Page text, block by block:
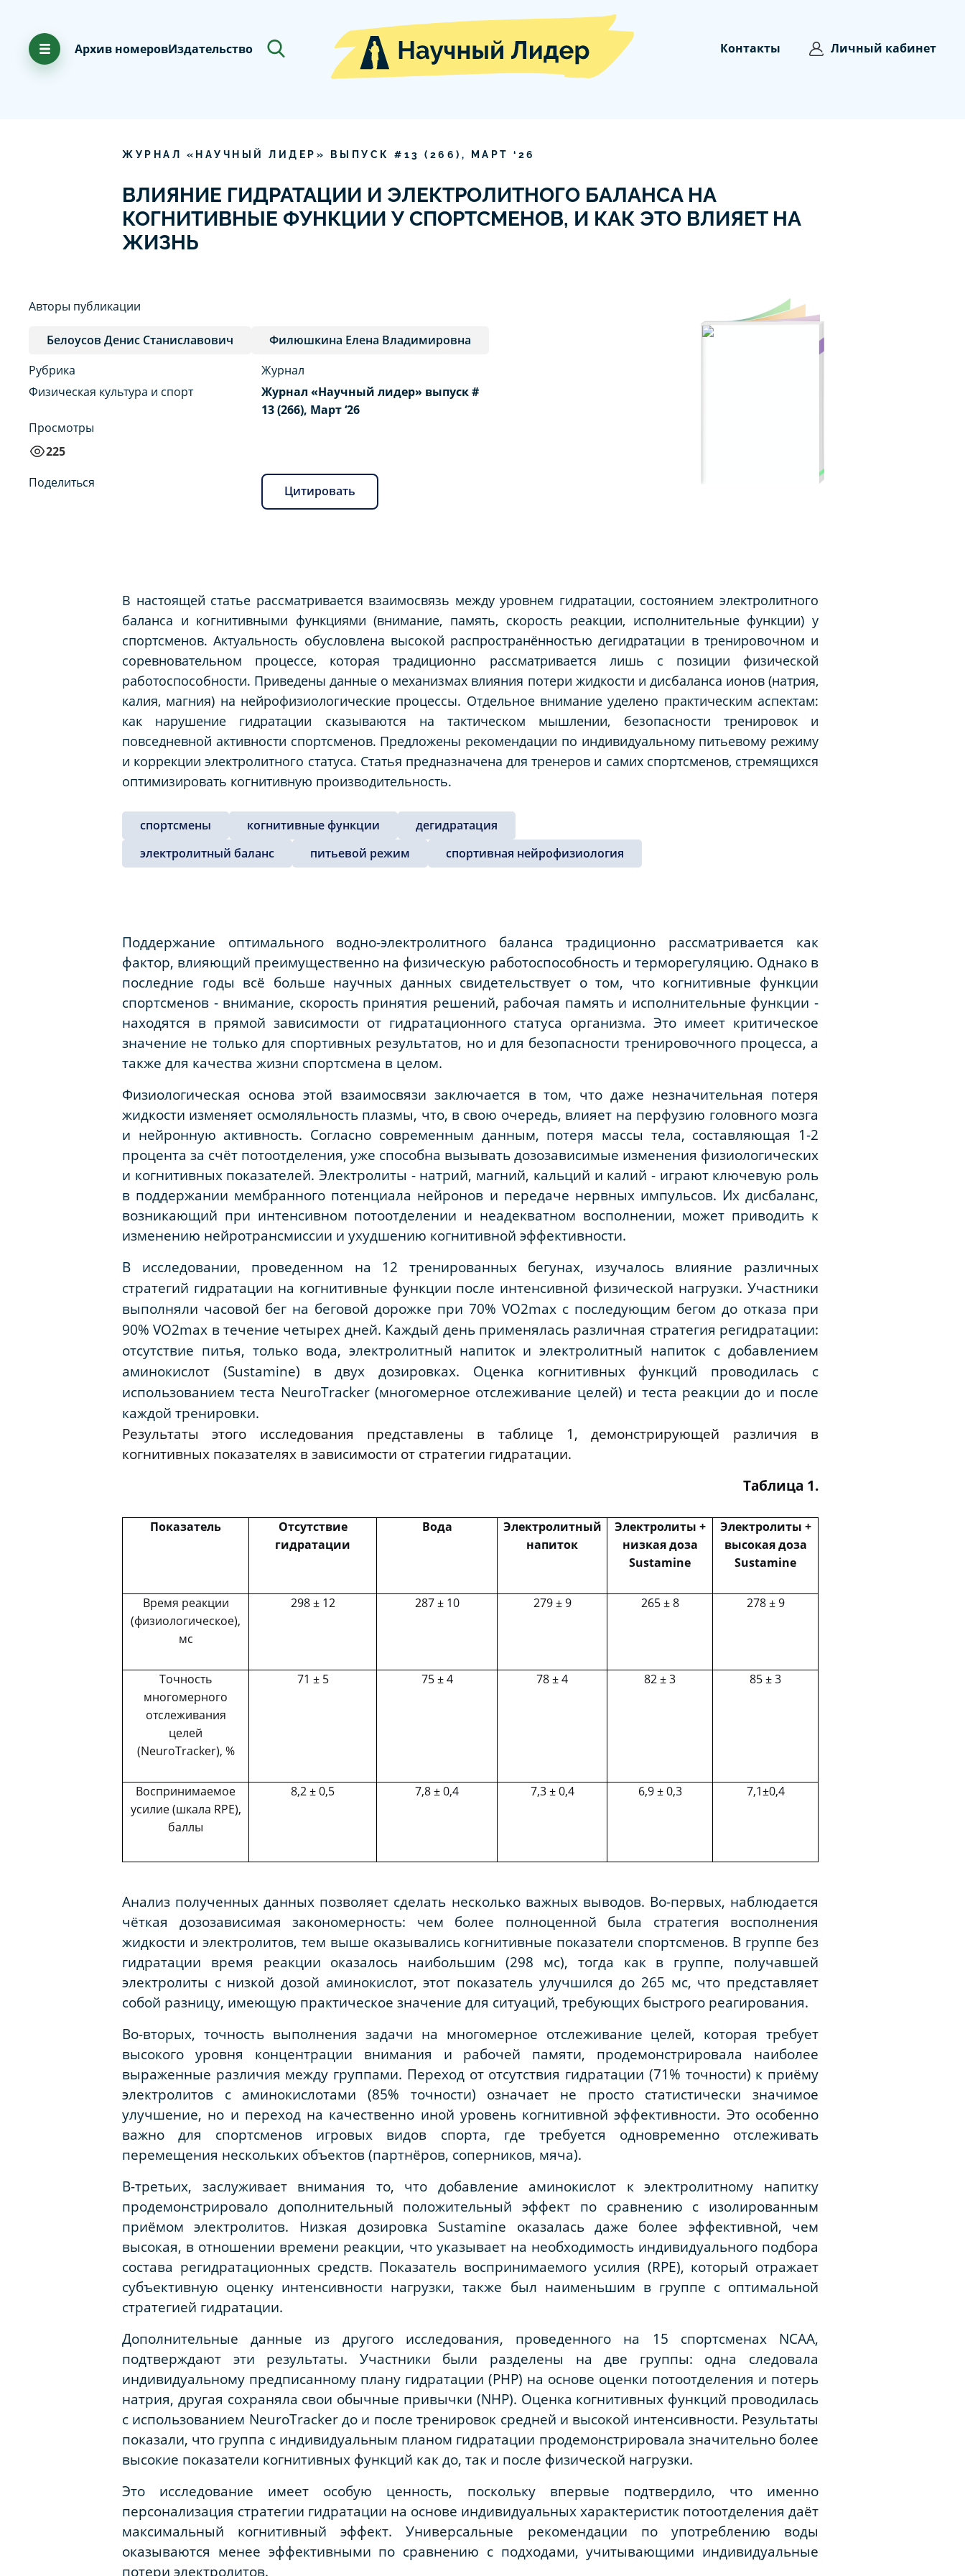
Архив номеровИздательство Контакты Личный кабинет
ЖУРНАЛ «НАУЧНЫЙ ЛИДЕР» ВЫПУСК # 13 ( 266 ), МАРТ ‘ 26
ВЛИЯНИЕ ГИДРАТАЦИИ И ЭЛЕКТРОЛИТНОГО БАЛАНСА НА
КОГНИТИВНЫЕ ФУНКЦИИ У СПОРТСМЕНОВ, И КАК ЭТО ВЛИЯЕТ НА
ЖИЗНЬ
Авторы публикации
Белоусов Денис Станиславович
Филюшкина Елена Владимировна
Рубрика
Физическая культура и спорт
Просмотры
225
Журнал
Журнал «Научный лидер» выпуск #
13 (266), Март ‘26
Поделиться
Цитировать
В настоящей статье рассматривается взаимосвязь между уровнем гидратации, состоянием электролитного
баланса и когнитивными функциями (внимание, память, скорость реакции, исполнительные функции) у
спортсменов. Актуальность обусловлена высокой распространённостью дегидратации в тренировочном и
соревновательном процессе, которая традиционно рассматривается лишь с позиции физической
работоспособности. Приведены данные о механизмах влияния потери жидкости и дисбаланса ионов (натрия,
калия, магния) на нейрофизиологические процессы. Отдельное внимание уделено практическим аспектам:
как нарушение гидратации сказываются на тактическом мышлении, безопасности тренировок и
повседневной активности спортсменов. Предложены рекомендации по индивидуальному питьевому режиму
и коррекции электролитного статуса. Статья предназначена для тренеров и самих спортсменов, стремящихся
оптимизировать когнитивную производительность.
спортсмены когнитивные функции
дегидратация
электролитный баланс
питьевой режим спортивная нейрофизиология
Поддержание оптимального водно-электролитного баланса традиционно рассматривается как
фактор, влияющий преимущественно на физическую работоспособность и терморегуляцию. Однако в
последние годы всё больше научных данных свидетельствует о том, что когнитивные функции
спортсменов - внимание, скорость принятия решений, рабочая память и исполнительные функции -
находятся в прямой зависимости от гидратационного статуса организма. Это имеет критическое
значение не только для спортивных результатов, но и для безопасности тренировочного процесса, а
также для качества жизни спортсмена в целом.
Физиологическая основа этой взаимосвязи заключается в том, что даже незначительная потеря
жидкости изменяет осмоляльность плазмы, что, в свою очередь, влияет на перфузию головного мозга
и нейронную активность. Согласно современным данным, потеря массы тела, составляющая 1-2
процента за счёт потоотделения, уже способна вызывать дозозависимые изменения физиологических
и когнитивных показателей. Электролиты - натрий, магний, кальций и калий - играют ключевую роль
в поддержании мембранного потенциала нейронов и передаче нервных импульсов. Их дисбаланс,
возникающий при интенсивном потоотделении и неадекватном восполнении, может приводить к
изменению нейротрансмиссии и ухудшению когнитивной эффективности.
В исследовании, проведенном на 12 тренированных бегунах, изучалось влияние различных
стратегий гидратации на когнитивные функции после интенсивной физической нагрузки. Участники
выполняли часовой бег на беговой дорожке при 70% VO2max с последующим бегом до отказа при
90%VO2max в течение четырех дней. Каждый день применялась различная стратегия регидратации:
отсутствие питья, только вода, электролитный напиток и электролитный напиток с добавлением
аминокислот (Sustamine) в двух дозировках. Оценка когнитивных функций проводилась с
использованием теста NeuroTracker(многомерное отслеживание целей) и теста реакции до и после
каждой тренировки.
Результаты этого исследования представлены в таблице 1, демонстрирующей различия в
когнитивных показателях в зависимости от стратегии гидратации.
Таблица 1.
Показатель
Отсутствие
гидратации
Вода
Электролитный
напиток
Электролиты +
низкая доза
Sustamine
Электролиты +
высокая доза
Sustamine
Время реакции
(физиологическое),
мс
298 ± 12 287 ± 10 279 ± 9 265 ± 8 278 ± 9
Точность
многомерного
отслеживания
целей
(NeuroTracker), %
71 ± 5 75 ± 4 78 ± 4 82 ± 3 85 ± 3
Воспринимаемое
усилие (шкала RPE),
баллы
8,2 ± 0,5 7,8 ± 0,4 7,3 ± 0,4 6,9 ± 0,3 7,1±0,4
Анализ полученных данных позволяет сделать несколько важных выводов. Во-первых, наблюдается
чёткая дозозависимая закономерность: чем более полноценной была стратегия восполнения
жидкости и электролитов, тем выше оказывались когнитивные показатели спортсменов. В группе без
гидратации время реакции оказалось наибольшим (298 мс), тогда как в группе, получавшей
электролиты с низкой дозой аминокислот, этот показатель улучшился до 265 мс, что представляет
собой разницу, имеющую практическое значение для ситуаций, требующих быстрого реагирования.
Во-вторых, точность выполнения задачи на многомерное отслеживание целей, которая требует
высокого уровня концентрации внимания и рабочей памяти, продемонстрировала наиболее
выраженные различия между группами. Переход от отсутствия гидратации (71% точности) к приёму
электролитов с аминокислотами (85% точности) означает не просто статистически значимое
улучшение, но и переход на качественно иной уровень когнитивной эффективности. Это особенно
важно для спортсменов игровых видов спорта, где требуется одновременно отслеживать
перемещения нескольких объектов (партнёров, соперников, мяча).
В-третьих, заслуживает внимания то, что добавление аминокислот к электролитному напитку
продемонстрировало дополнительный положительный эффект по сравнению с изолированным
приёмом электролитов. Низкая дозировка Sustamine оказалась даже более эффективной, чем
высокая, в отношении времени реакции, что указывает на необходимость индивидуального подбора
состава регидратационных средств. Показатель воспринимаемого усилия (RPE), который отражает
субъективную оценку интенсивности нагрузки, также был наименьшим в группе с оптимальной
стратегией гидратации.
Дополнительные данные из другого исследования, проведенного на 15 спортсменах NCAA,
подтверждают эти результаты. Участники были разделены на две группы: одна следовала
индивидуальному предписанному плану гидратации (PHP) на основе оценки потоотделения и потерь
натрия, другая сохраняла свои обычные привычки (NHP). Оценка когнитивных функций проводилась
с использованием NeuroTrackerдо и после тренировок средней и высокой интенсивности. Результаты
показали, что группа с индивидуальным планом гидратации продемонстрировала значительно более
высокие показатели когнитивных функций как до, так и после физической нагрузки.
Это исследование имеет особую ценность, поскольку впервые подтвердило, что именно
персонализация стратегии гидратации на основе индивидуальных характеристик потоотделения даёт
максимальный когнитивный эффект. Универсальные рекомендации по употреблению воды
оказываются менее эффективными по сравнению с подходами, учитывающими индивидуальные
потери электролитов.